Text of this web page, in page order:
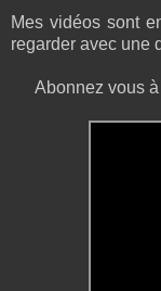
Mes vidéos sont
regarder avec une
Abonnez vous